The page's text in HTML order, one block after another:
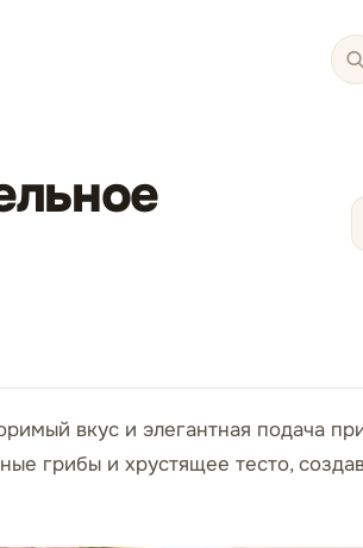
вкус и элегантная подача
грибы и хрустящее тесто,